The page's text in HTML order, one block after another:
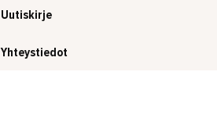
Uutiskirje
Yhteystiedot